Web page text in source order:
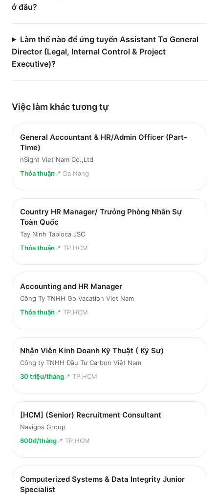
ở đâu?
Làm thế nào để ứng tuyển Assistant To General
Director (Legal, Internal Control & Project
Executive)?
Việc làm kháctương tự
General Accountant & HR/Admin Officer (Part-
Time)
nSight Viet Nam Co.,Ltd
Thỏa thuận 📍 Da Nang
Country HR Manager/ Trưởng Phòng Nhân Sự
Toàn Quốc
Tay Ninh Tapioca JSC
Thỏa thuận 📍 TP.HCM
Accounting and HR Manager
Công Ty TNHH Go Vacation Viet Nam
Thỏa thuận 📍 TP.HCM
Nhân Viên Kinh Doanh Kỹ Thuật ( Kỹ Sư)
Công ty TNHH Đầu Tư Carbon Việt Nam
30 triệu/tháng📍 TP.HCM
[HCM] (Senior) Recruitment Consultant
Navigos Group
600đ/tháng📍 TP.HCM
Computerized Systems & Data Integrity Junior
Specialist